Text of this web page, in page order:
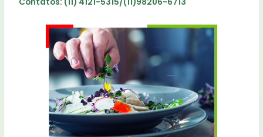
Contatos: (11) 4121-5315/(11)98206-6713